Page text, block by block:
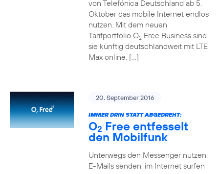
von Telefónica Deutschland ab 5.
Oktober das mobile Internet endlos
nutzen. Mit dem neuen
Tarifportfolio O2Free Business sind
sie künftig deutschlandweit mit LTE
Max online. […]
20. September 2016
IMMER DRIN STATT ABGEDREHT:
O2 Free entfesselt
den Mobilfunk
Unterwegs den Messenger nutzen,
E-Mails senden, im Internet surfen